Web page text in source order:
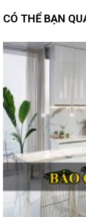
CÓ THỂ BẠN